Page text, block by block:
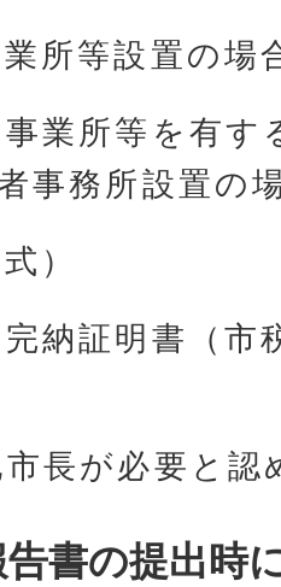
等設置の場
所等を有す
事務所設置の
）
証明書（市
が必要と認
告書の提出時